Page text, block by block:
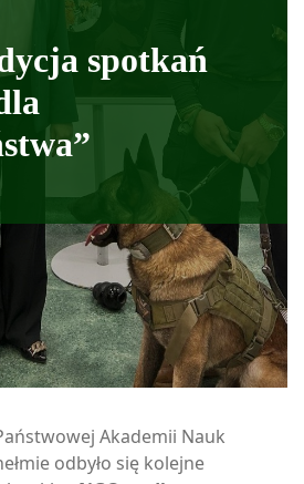
spotkań
Akademii Nauk
odbyło się kolejne